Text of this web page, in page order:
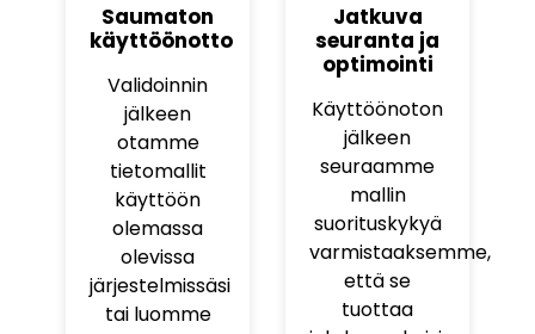
Saumaton
käyttöönotto
Validoinnin
jälkeen
otamme
tietomallit
käyttöön
olemassa
olevissa
järjestelmissäsi
tai luomme
Jatkuva
seuranta ja
optimointi
Käyttöönoton
jälkeen
seuraamme
mallin
suorituskykyä
varmistaaksemme,
että se
tuottaa